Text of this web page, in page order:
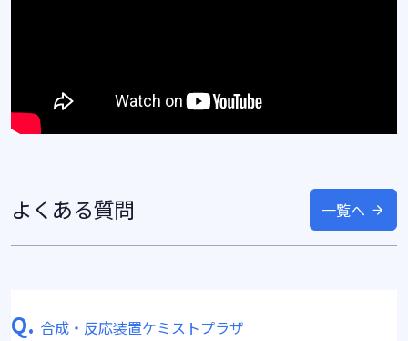
よくある質問 一覧へ
Q. 合成・反応装置ケミストプラザ